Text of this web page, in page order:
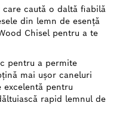
caută o daltă fiabilă
din lemn de esență
Chisel pentru a te
pentru a permite
mai ușor caneluri
excelentă pentru
rapid lemnul de